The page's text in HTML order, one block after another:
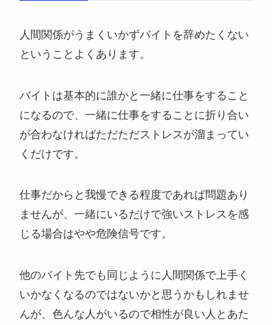
人間関係がうまくいかずバイトを辞めたくない
ということよくあります。
バイトは基本的に誰かと一緒に仕事をすること
になるので、一緒に仕事をすることに折り合い
が合わなければただただストレスが溜まってい
くだけです。
仕事だからと我慢できる程度であれば問題あり
ませんが、一緒にいるだけで強いストレスを感
じる場合はやや危険信号です。
他のバイト先でも同じように人間関係で上手く
いかなくなるのではないかと思うかもしれませ
んが、色んな人がいるので相性が良い人とあた